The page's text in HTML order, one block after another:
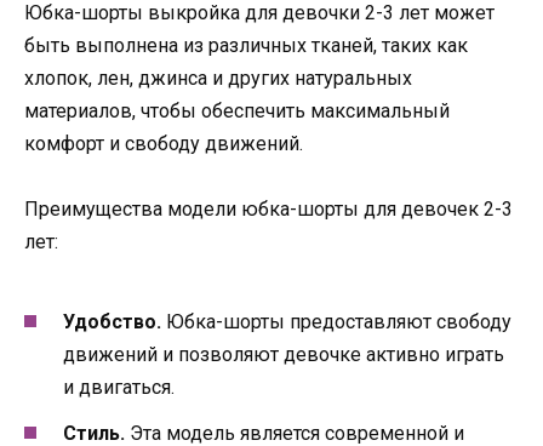
Юбка-шорты выкройка для девочки 2-3 лет может
быть выполнена из различных тканей, таких как
хлопок, лен, джинса и других натуральных
материалов, чтобы обеспечить максимальный
комфорт и свободу движений.
Преимущества модели юбка-шорты для девочек 2-3
лет:
Удобство. Юбка-шорты предоставляют свободу
движений и позволяют девочке активно играть
и двигаться.
Стиль. Эта модель является современной и